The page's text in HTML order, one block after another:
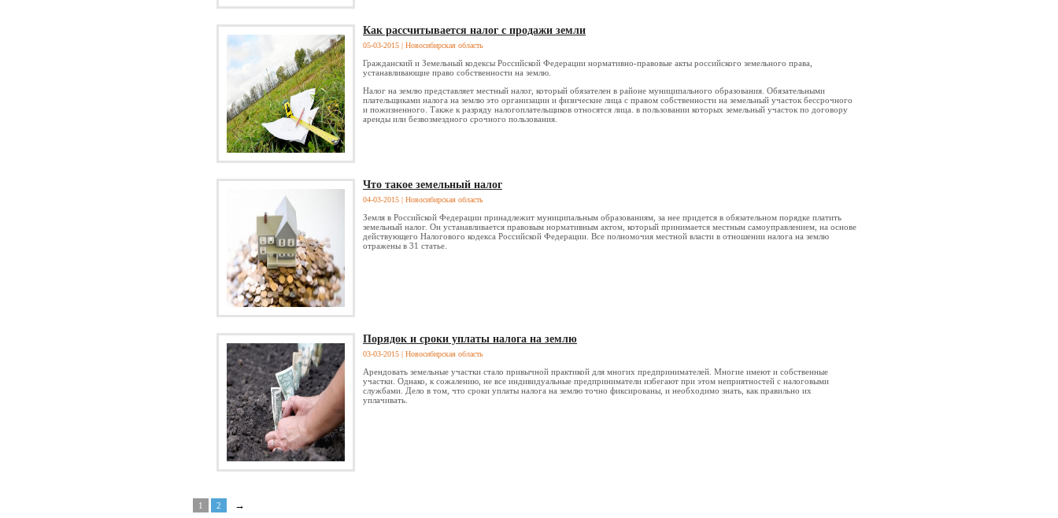
Как рассчитывается налог с продажи земли
05-03-2015 | Новосибирская область
Гражданский и Земельный кодексы Российской Федерации нормативно-правовые акты российского земельного права,
устанавливающие право собственности на землю.
Налог на землю представляет местный налог, который обязателен в районе муниципального образования. Обязательными
плательщиками налога на землю это организации и физические лица с правом собственности на земельный участок бессрочного
и пожизненного. Также к разряду налогоплательщиков относятся лица. в пользовании которых земельный участок по договору
аренды или безвозмездного срочного пользования.
Что такое земельный налог
04-03-2015 | Новосибирская область
Земля в Российской Федерации принадлежит муниципальным образованиям, за нее придется в обязательном порядке платить
земельный налог. Он устанавливается правовым нормативным актом, который принимается местным самоуправлением, на основе
действующего Налогового кодекса Российской Федерации. Все полномочия местной власти в отношении налога на землю
отражены в 31 статье.
Порядок и сроки уплаты налога на землю
03-03-2015 | Новосибирская область
Арендовать земельные участки стало привычной практикой для многих предпринимателей. Многие имеют и собственные
участки. Однако, к сожалению, не все индивидуальные предприниматели избегают при этом неприятностей с налоговыми
службами. Дело в том, что сроки уплаты налога на землю точно фиксированы, и необходимо знать, как правильно их
уплачивать.
1 2 →